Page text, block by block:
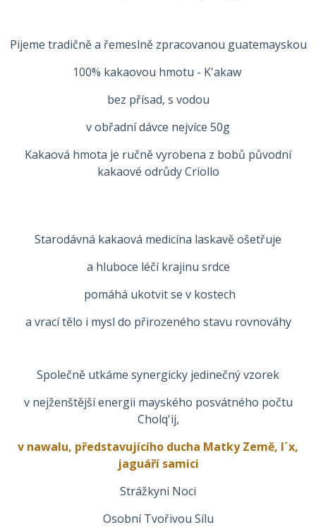
Pijeme tradičně a řemeslně zpracovanou guatemayskou
100% kakaovou hmotu - K'akaw
bez přísad, s vodou
v obřadní dávce nejvíce 50g
Kakaová hmota je ručně vyrobena z bobů původní
kakaové odrůdy Criollo
Starodávná kakaová medicína laskavě ošetřuje
a hluboce léčí krajinu srdce
pomáhá ukotvit se v kostech
a vrací tělo i mysl do přirozeného stavu rovnováhy
Společně utkáme synergicky jedinečný vzorek
v nejženštější energii mayského posvátného počtu
Cholq'ij,
v nawalu, představujícího ducha Matky Země, I´x,
jaguáří samici
Strážkyni Noci
Osobní Tvořivou Sílu